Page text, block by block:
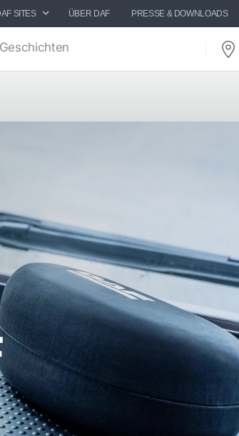
SITES ÜBER DAF PRESSE & DOWNLOADS